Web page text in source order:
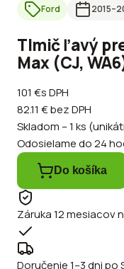
Ford 2015
Tlmič ľavý
Max (CJ,
101 €s DPH
82.11 €bez DPH
Skladom – 1 ks
Odosielame do 24
Do košíka
Záruka 12 mesiacov
Doručenie 1–3 dni po